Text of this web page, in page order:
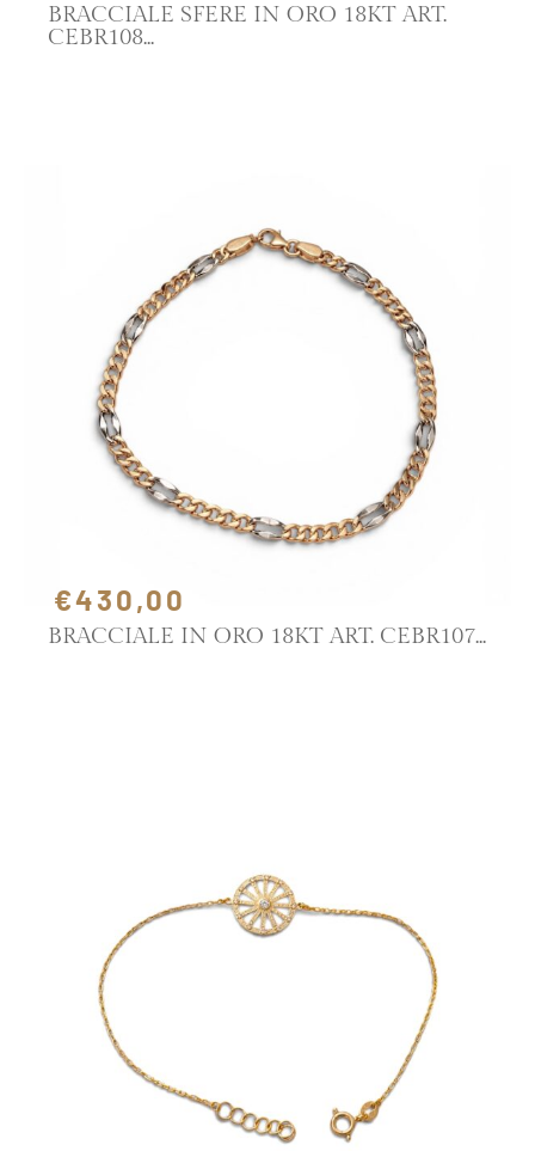
BRACCIALE SFERE IN ORO 18KT ART.
CEBR108
€430,00
BRACCIALE IN ORO 18KT ART. CEBR107